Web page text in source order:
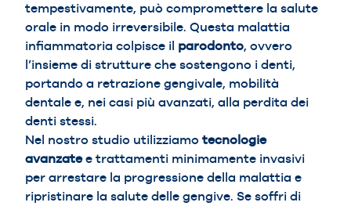
tempestivamente, può compromettere la salute
orale in modo irreversibile. Questa malattia
infiammatoria colpisce il parodonto, ovvero
l’insieme di strutture che sostengono i denti,
portando a retrazione gengivale, mobilità
dentale e, nei casi più avanzati, alla perdita dei
denti stessi.
Nel nostro studio utilizziamo tecnologie
avanzatee trattamenti minimamente invasivi
per arrestare la progressione della malattia e
ripristinare la salute delle gengive. Se soffri di